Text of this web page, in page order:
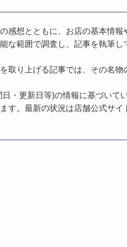
感想とともに、お店の基本情
な範囲で調査し、記事を執筆し
取り上げる記事では、その名物
・更新日等)の情報に基づいて
す。最新の状況は店舗公式サ